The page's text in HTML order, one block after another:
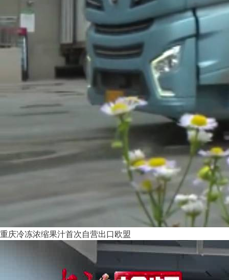
重庆冷冻浓缩果汁首次自营出口欧盟